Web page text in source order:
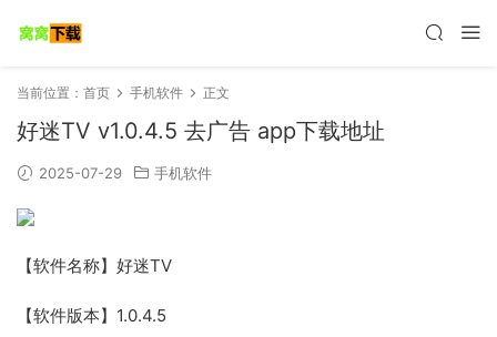
当前位置： 首页 手机软件 正文
好迷TV v1.0.4.5 去广告 app下载地址
2025-07-29 手机软件
【软件名称】好迷TV
【软件版本】1.0.4.5